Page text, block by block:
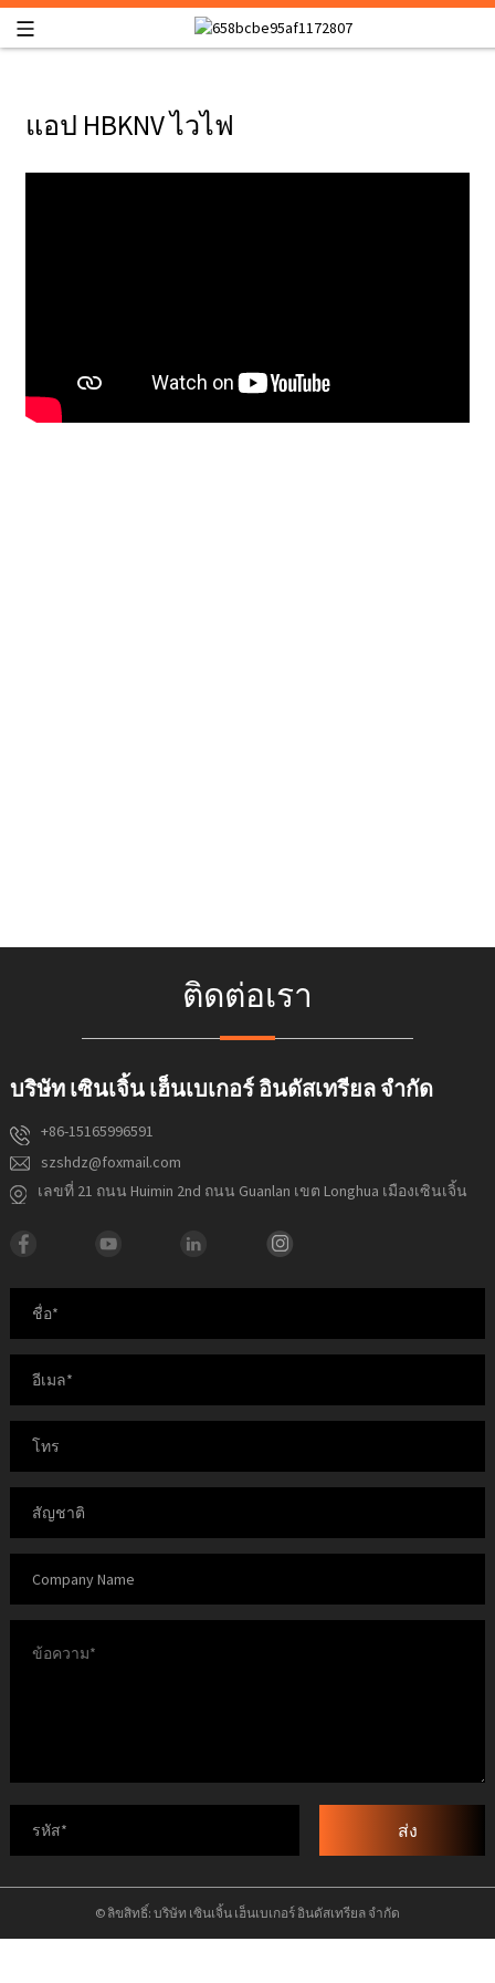
แอป HBKNV ไวไฟ
ติดต่อเรา
บริษัท เซินเจิ้น เฮ็นเบเกอร์ อินดัสเทรียล จำกัด
+86-15165996591
szshdz@foxmail.com
เลขที่ 21 ถนน Huimin 2nd ถนน Guanlan เขต Longhua เมืองเซินเจิ้น
ส่ง
© ลิขสิทธิ์: บริษัท เซินเจิ้น เฮ็นเบเกอร์ อินดัสเทรียล จำกัด